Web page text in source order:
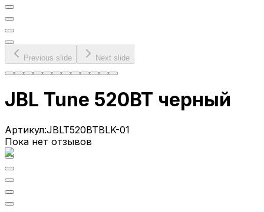
Previous slide Next slide
JBL Tune 520BT черный
Артикул:JBLT520BTBLK-01
Пока нет отзывов